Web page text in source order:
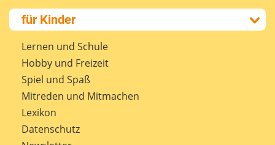
Über uns
Presse
Kontakt
Impressum
Internet-ABC Sitemap
Barrierefreiheit
Länderprojekte
für Kinder
Lernen und Schule
Hobby und Freizeit
Spiel und Spaß
Mitreden und Mitmachen
Lexikon
Datenschutz